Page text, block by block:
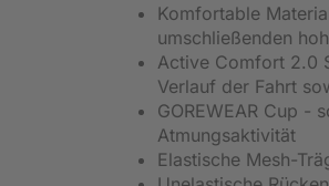
Komfortable
umschließenden
Active Comfort 2.0
Verlauf der Fahrt
GOREWEAR Cup -
Atmungsaktivität
Elastische Mesh-